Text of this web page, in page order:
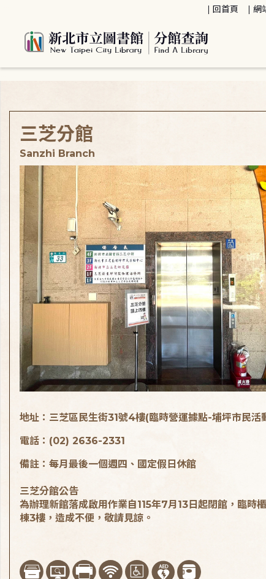
回首頁 網
三芝分館
Sanzhi Branch
地址：三芝區民生街31號4樓(臨時營運據點-埔坪市民活
電話：(02) 2636-2331
備註：每月最後一個週四、國定假日休館
三芝分館公告
為辦理新館落成啟用作業自115年7月13日起閉館，臨時
棟3樓，造成不便，敬請見諒。